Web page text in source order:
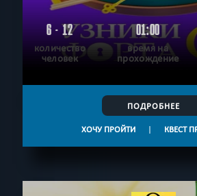
6 - 12
количество
человек
01:00
время на
прохождение
ПОДРОБНЕЕ
ХОЧУ ПРОЙТИ | КВЕСТ